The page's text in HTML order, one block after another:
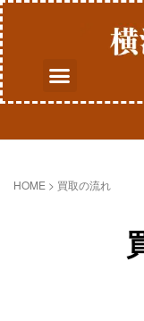
HOME > 買取の流れ